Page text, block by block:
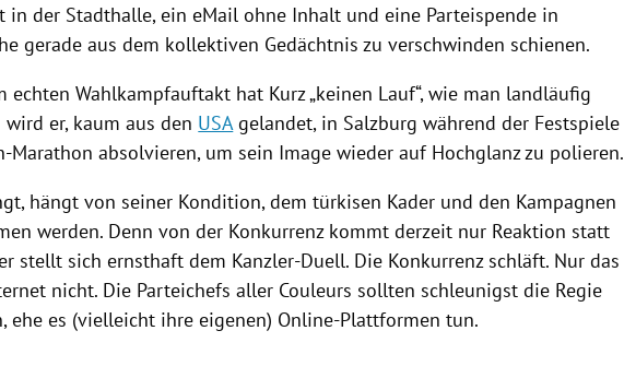
in der Stadthalle, ein eMail ohne Inhalt und eine Parteispende in
gerade aus dem kollektiven Gedächtnis zu verschwinden schienen.
echten Wahlkampfauftakt hat Kurz „keinen Lauf“, wie man landläufig
wird er, kaum aus den USAgelandet, in Salzburg während der Festspiele
Marathon absolvieren, um sein Image wieder auf Hochglanz zu polieren.
hängt von seiner Kondition, dem türkisen Kader und den Kampagnen
werden. Denn von der Konkurrenz kommt derzeit nur Reaktion statt
stellt sich ernsthaft dem Kanzler-Duell. Die Konkurrenz schläft. Nur das
nicht. Die Parteichefs aller Couleurs sollten schleunigst die Regie
ehe es (vielleicht ihre eigenen) Online-Plattformen tun.